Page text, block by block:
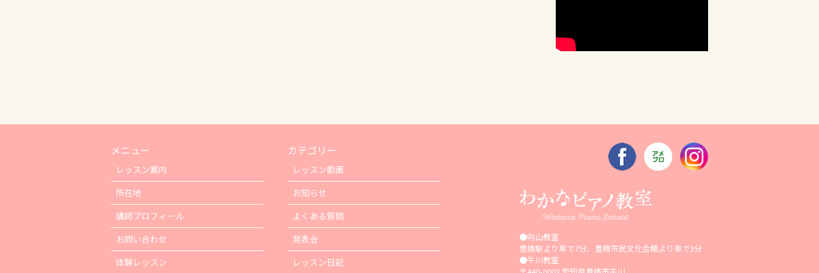
メニュー
レッスン案内
所在地
講師プロフィール
お問い合わせ
体験レッスン
カテゴリー
レッスン動画
お知らせ
よくある質問
発表会
レッスン日記
●向山教室
豊橋駅より車で7分、豊橋市民文化会館より車で3分
●牛川教室